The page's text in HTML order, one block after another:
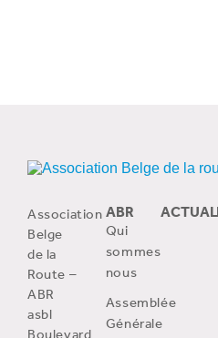
Association
Belge
de la
Route –
ABR
asbl
Boulevard
ABR
Qui
sommes
nous
Assemblée
Générale